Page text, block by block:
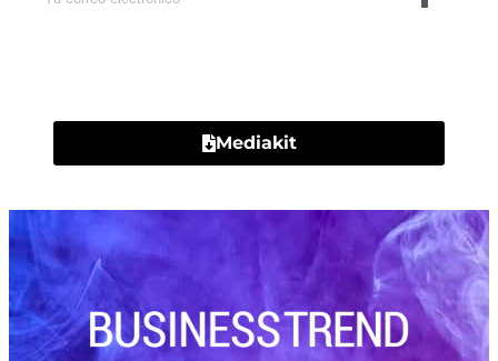
Mediakit